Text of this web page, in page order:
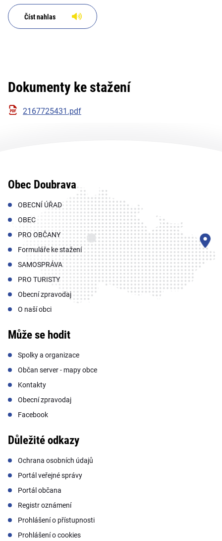
Číst nahlas
Dokumenty ke stažení
2167725431.pdf
Obec Doubrava
OBECNÍ ÚŘAD
OBEC
PRO OBČANY
Formuláře ke stažení
SAMOSPRÁVA
PRO TURISTY
Obecní zpravodaj
O naší obci
Může se hodit
Spolky a organizace
Občan server - mapy obce
Kontakty
Obecní zpravodaj
Facebook
Důležité odkazy
Ochrana osobních údajů
Portál veřejné správy
Portál občana
Registr oznámení
Prohlášení o přístupnosti
Prohlášení o cookies